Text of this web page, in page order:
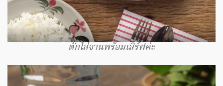
ตักใส่จานพร้อมเสิร์ฟค่ะ